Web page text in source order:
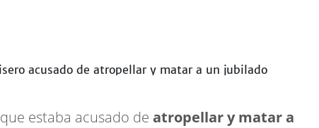
que estaba acusado de atropellar y matar a